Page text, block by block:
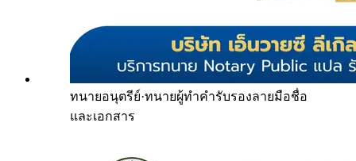
ทนายอนุตรีย์·ทนายผู้ทำคำรับรองลายมือชื่อ
และเอกสาร